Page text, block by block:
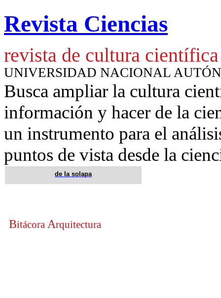
Revista Ciencias
revista de cultura científica
UNIVERSIDAD NACIONAL
Busca ampliar la cultura
información y hacer de la
un instrumento para el
puntos de vista desde la
de la solapa
Bitácora Arquitectura